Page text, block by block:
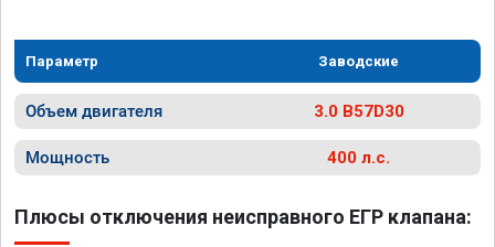
Параметр Заводские
Объем двигателя 3.0 B57D30
Мощность 400 л.с.
Плюсы отключения неисправного ЕГР клапана: